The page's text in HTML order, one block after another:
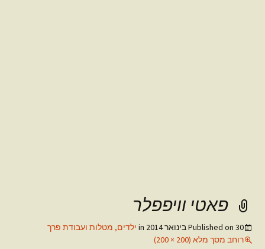
פאטי וויפפלר
Published on 30 בינואר 2014
ילדים, מטלות ועבודת פרך
רוחב מסך מלא (200 × 200)